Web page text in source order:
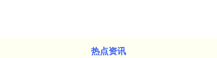
热点资讯